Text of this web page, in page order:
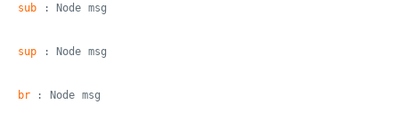
sub : Node msg
sup : Node msg
br : Node msg